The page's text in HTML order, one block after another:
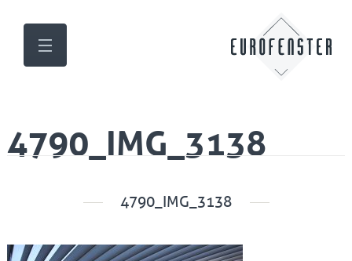
4790_IMG_3138
4790_IMG_3138